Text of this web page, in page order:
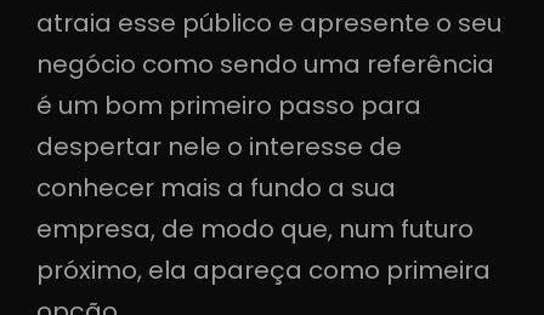
atraia esse público e apresente o seu
negócio como sendo uma referência
é um bom primeiro passo para
despertar nele o interesse de
conhecer mais a fundo a sua
empresa, de modo que, num futuro
próximo, ela apareça como primeira